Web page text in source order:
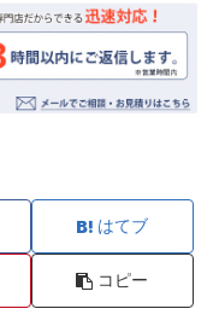
はてブ
コピー